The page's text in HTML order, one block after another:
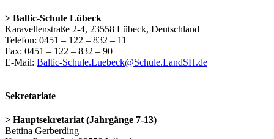
> Baltic-Schule Lübeck
Karavellenstraße 2-4, 23558 Lübeck, Deutschland
Telefon: 0451 – 122 – 832 – 11
Fax: 0451 – 122 – 832 – 90
E-Mail: Baltic-Schule.Luebeck@Schule.LandSH.de
Sekretariate
> Hauptsekretariat (Jahrgänge 7-13)
Bettina Gerberding